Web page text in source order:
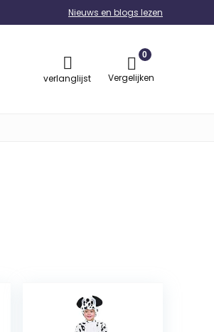
Nieuws en blogs lezen
verlanglijst
0
Vergelijken